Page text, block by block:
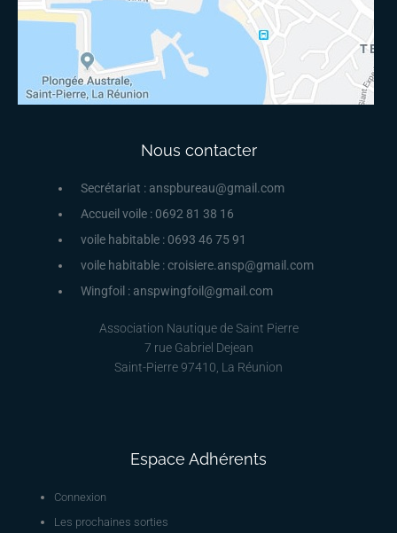
Nous contacter
Secrétariat : anspbureau@gmail.com
Accueil voile : 0692 81 38 16
voile habitable : 0693 46 75 91
voile habitable : croisiere.ansp@gmail.com
Wingfoil : anspwingfoil@gmail.com
Association Nautique de Saint Pierre
7 rue Gabriel Dejean
Saint-Pierre 97410, La Réunion
Espace Adhérents
Connexion
Les prochaines sorties